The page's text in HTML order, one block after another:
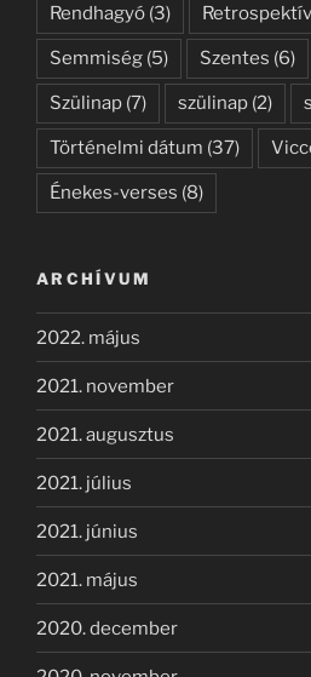
Rendhagyó (3) Retrospektív
Semmiség (5) Szentes (6)
Szülinap (7) szülinap (2)
Történelmi dátum (37)
Énekes-verses (8)
ARCHÍVUM
2022. május
2021. november
2021. augusztus
2021. július
2021. június
2021. május
2020. december